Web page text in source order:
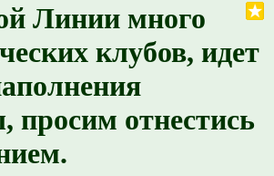
Линии много
клубов, идет
просим отнестись